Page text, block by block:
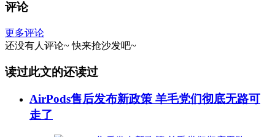
评论
更多评论
还没有人评论~ 快来抢沙发吧~
读过此文的还读过
AirPods售后发布新政策 羊毛党们彻底无路可
走了